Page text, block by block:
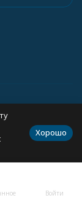
Войти
Хорошо